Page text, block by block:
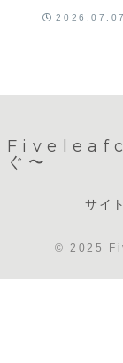
MAISON
間｜Safari
2026.07.07
ぐ〜
サイ
© 2025